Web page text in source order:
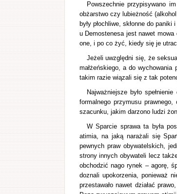
Powszechnie przypisywano
obżarstwo czy lubieżność
były płochliwe, skłonne do
u Demostenesa jest nawet
one, i po co żyć, kiedy się je
Jeżeli uwzględni się, że
małżeńskiego, a do
takim razie wiązali się z tak
Najważniejsze było
formalnego przymusu
szacunku, jakim darzono ludzi
W Sparcie sprawa ta była
atimia, na jaką narażali się
pewnych praw obywatelskich,
strony innych obywateli lecz
obchodzić nago rynek – agorę,
doznali upokorzenia, ponieważ
przestawało nawet działać